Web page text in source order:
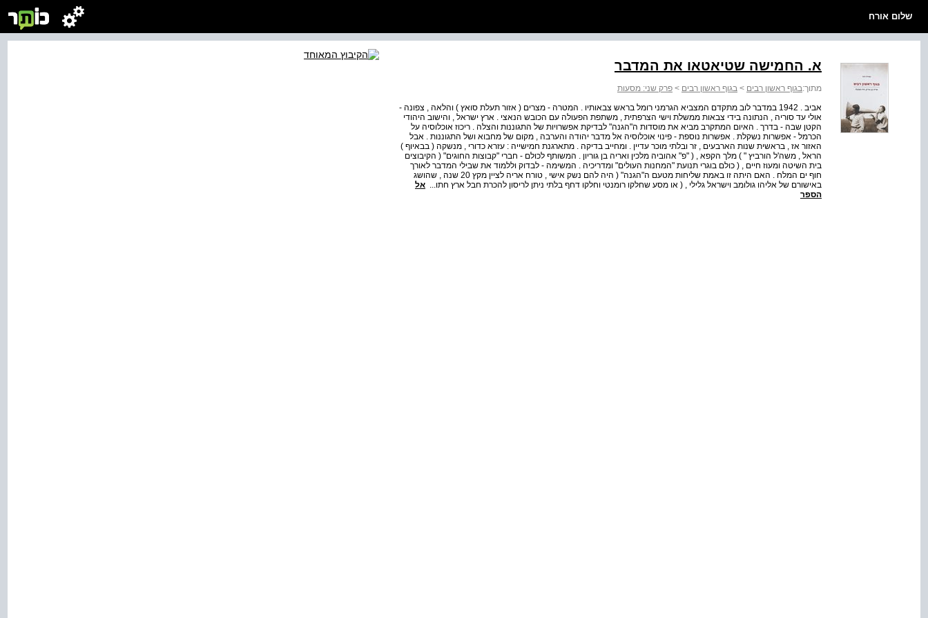
שלום אורח
א. החמישה שטיאטאו את המדבר
מתוך:בגוף ראשון רבים > בגוף ראשון רבים > פרק שני: מסעות
אביב . 1942 במדבר לוב מתקדם המצביא הגרמני רומל בראש צבאותיו . המטרה - מצרים ( אזור תעלת סואץ ) והלאה , צפונה -
אולי עד סוריה , הנתונה בידי צבאות ממשלת וישי הצרפתית , משתפת הפעולה עם הכובש הנאצי . ארץ ישראל , והישוב היהודי
הקטן שבה - בדרך . האיום המתקרב מביא את מוסדות ה"הגנה" לבדיקת אפשרויות של התגוננות והצלה . ריכוז אוכלוסיה על
הכרמל - אפשרות נשקלת . אפשרות נוספת - פינוי אוכלוסיה אל מדבר יהודה והערבה , מקום של מחבוא ושל התגוננות . אבל
האזור אז , בראשית שנות הארבעים , זר ובלתי מוכר עדיין . ומחייב בדיקה . מתארגנת חמישייה : עזרא כדורי , מנשקה ( בבאיוף )
הראל , משה'ל הורביץ " ) מלך הקפא , ( "פ" אהוביה מלכין ואריה בן גוריון . המשותף לכולם - חברי "קבוצות החוגים" ( הקיבוצים
בית השיטה ומעוז חיים , ( כולם בוגרי תנועת "המחנות העולים" ומדריכיה . המשימה - לבדוק וללמוד את שבילי המדבר לאורך
חוף ים המלח . האם היתה זו באמת שליחות מטעם ה"הגנה" ( היה להם נשק אישי , טורח אריה לציין מקץ 20 שנה , שהושג
באישורם של אליהו גולומב וישראל גלילי , ( או מסע שחלקו רומנטי וחלקו דחף בלתי ניתן לריסון להכרת חבל ארץ חתו... אל
הספר